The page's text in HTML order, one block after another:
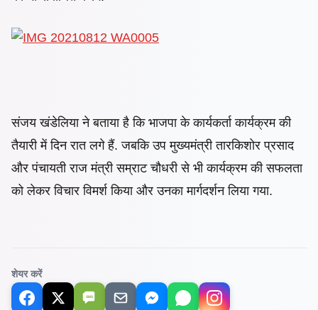
संजय खंडेलिया ने बताया है कि भाजपा के कार्यकर्ता कार्यक्रम की
तैयारी मेंदिन रात लगे हैं. जबकि उप मुख्यमंत्री तारकिशोर प्रसाद
और पंचायती राज मंत्री सम्राट चौधरी से भी कार्यक्रम की सफलता
को लेकर विचार विमर्श किया और उनका मार्गदर्शन लिया गया.
शेयर करें
SMS